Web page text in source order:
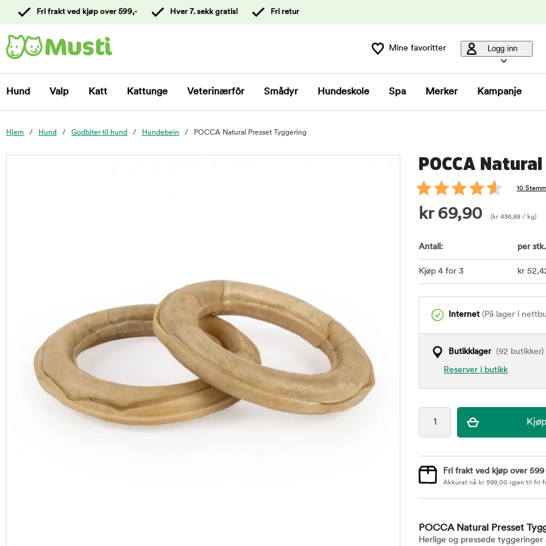
kundeservice
Fri frakt ved kjøp over 599,- Hver 7. sekk gratis! Fri retur
Mine favoritter Logg inn
Hund Valp Katt Kattunge Veterinærfôr Smådyr Hundeskole Spa Merker Kampanje
Hjem Hund Godbiter til hund Hundebein POCCA Natural Presset Tyggering
POCCA
10
kr 69,90 ( kr 436,88 / kg)
Antall: per
Kjøp 4 for 3 kr 52
Internet (På lager i
Butikklager(92 butikker)
Reserver i butikk
Fri frakt ved kjøp over 599
Akkurat nå kr 599,00 igjen til fri
POCCA Natural Presset
Herlige og pressede tyggeringer